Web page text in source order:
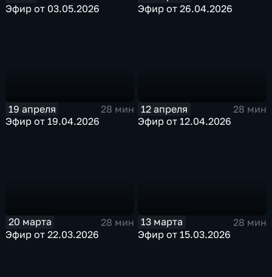
Эфир от 03.05.2026
Эфир от 26.04.2026
19 апреля
28 мин
Эфир от 19.04.2026
12 апреля
28 мин
Эфир от 12.04.2026
20 марта
28 мин
Эфир от 22.03.2026
13 марта
28 мин
Эфир от 15.03.2026